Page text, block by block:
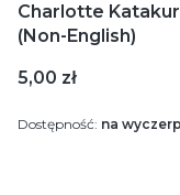
Charlotte
(Non-English)
Cena
5,00 zł
Dostępność: na